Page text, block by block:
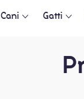
Cani Gatti